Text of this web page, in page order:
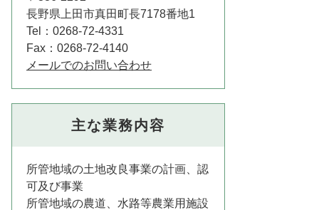
長野県上田市真田町長7178番地1
Tel：0268-72-4331
Fax：0268-72-4140
メールでのお問い合わせ
主な業務内容
所管地域の土地改良事業の計画、認
可及び事業
所管地域の農道、水路等農業用施設